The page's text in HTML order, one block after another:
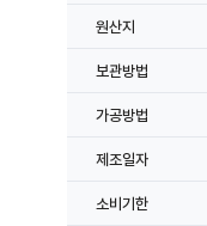
원산지
보관방법
가공방법
제조일자
소비기한